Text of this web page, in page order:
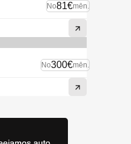
No81€mēn.
No300€mēn.